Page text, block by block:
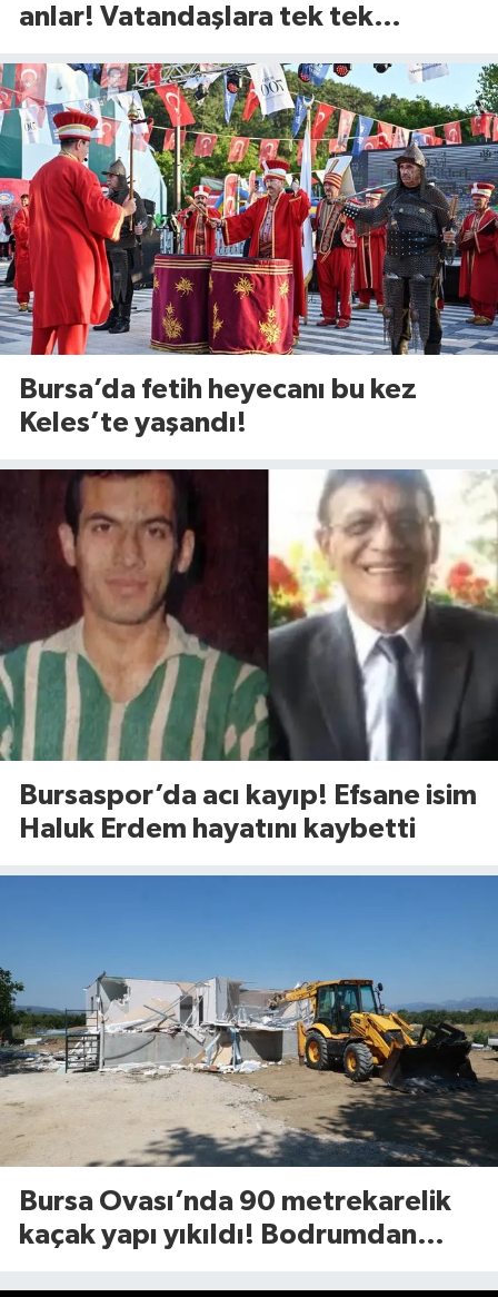
anlar! Vatandaşlara tek tek
Bursa’da fetih heyecanı bu kez
Keles’te yaşandı!
Bursaspor’da acı kayıp! Efsane isim
Haluk Erdem hayatını kaybetti
Bursa Ovası’nda 90 metrekarelik
kaçak yapı yıkıldı! Bodrumdan